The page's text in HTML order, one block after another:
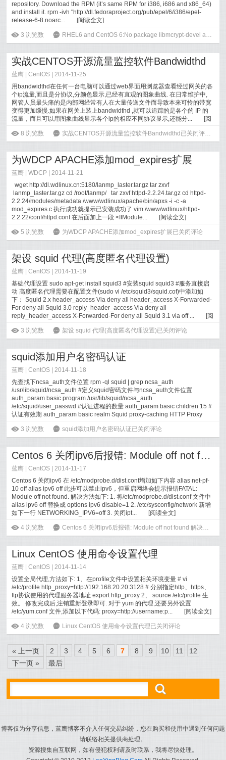
repository. Download the RPM (it’s same RPM for i386, i686 and x86_64)
and install it. rpm -ivh "http://dl.fedoraproject.org/pub/epel/6/i386/epel-
release-6-8.noarc...
[阅读全文]
ė 3 浏览数 6 RHEL6 and CentOS 6:No package libmcrypt-devel available.
实战CENTOS开源流量监控软件Bandwidthd
蓝鹰 |CentOS | 2014-11-25
用bandwidthd在任何一台电脑可以通过web界面用浏览器查看经过网关的各
个ip流量,而且是分协议,分颜色显示,已经有直观的图象曲线. 在日常维护中,
网管人员最头痛的是内部网经常有人在大量传送文件而导致本来可怜的带宽
变得更加缓慢.如果在网关上装上bandwidthd ,就可以追踪的是各个的 IP 的
流量，而且可以用图象曲线显示各个ip的相应不同协议显示,还能分...
[阅
ė 8 浏览数 6 实战CENTOS开源流量监控软件Bandwidthd 已关闭评论
为WDCP APACHE添加mod_expires扩展
蓝鹰 |WDCP | 2014-11-21
wget http://dl.wdlinux.cn:5180/lanmp_laster.tar.gz tar zxvf
lanmp_laster.tar.gz cd /root/lanmp/ tar zxvf httpd-2.2.24.tar.gz cd httpd-
2.2.24/modules/metadata /www/wdlinux/apache/bin/apxs -i -c -a
mod_expires.c 执行成功就提示已安装成功了 vim /www/wdlinux/httpd-
2.2.22/conf/httpd.conf 在后面加上一段 <IfModule...
[阅读全文]
ė 5 浏览数 6 为WDCP APACHE添加mod_expires扩展已关闭评论
架设 squid 代理(高度匿名代理设置)
蓝鹰 |CentOS | 2014-11-19
基础代理设置 sudo apt-get install squid3 #安装squid squid3 #服务直接启
动 高度匿名代理需要在配置文件(sudo vi /etc/squid3/squid.cof)中添加如
下： Squid 2.x header_access Via deny all header_access X-Forwarded-
For deny all Squid 3.0 reply_header_access Via deny all
reply_header_access X-Forwarded-For deny all Squid 3.1 via off ...
[阅
ė 3 浏览数 6 架设 squid 代理(高度匿名代理设置)已关闭评论
squid添加用户名密码认证
蓝鹰 |CentOS | 2014-11-18
先查找下ncsa_auth文件位置 rpm -ql squid | grep ncsa_auth
/usr/lib/squid/ncsa_auth #定义squid密码文件与ncsa_auth文件位置
auth_param basic program /usr/lib/squid/ncsa_auth
/etc/squid/user_passwd #认证进程的数量 auth_param basic children 15 #
认证有效期 auth_param basic realm Squid proxy-caching HTTP Proxy
ė 3 浏览数 6 squid添加用户名密码认证已关闭评论
Centos 6 关闭ipv6后报错: Module off not found 解决
蓝鹰 |CentOS | 2014-11-17
Centos 6 关闭ipv6 在 /etc/modprobe.d/dist.conf增加如下内容 alias net-pf-
10 off alias ipv6 off 此步可以禁止ipv6，但重启网络会提示报错FATAL:
Module off not found. 解决方法如下: 1. 将/etc/modprobe.d/dist.conf 文件中
alias ipv6 off 替换成 options ipv6 disable=1 2. /etc/sysconfig/network 新增
如下一行 NETWORKING_IPV6=off 3. 关闭ipt...
[阅读全文]
ė 4 浏览数 6 Centos 6 关闭ipv6后报错: Module off not found 解决已关闭
Linux CentOS 使用命令设置代理
蓝鹰 |CentOS | 2014-11-14
设置全局代理,方法如下: 1、在profile文件中设置相关环境变量 # vi
/etc/profile http_proxy=http://192.168.20.20:3128 # 分别指定http、https、
ftp协议使用的代理服务器地址 export http_proxy 2、 source /etc/profile 生
效。 修改完成后,注销重新登录即可. 对于 yum 的代理,还要另外设置
/etc/yum.conf 文件,添加以下代码: proxy=http://username:p...
[阅读全文]
ė 4 浏览数 6 Linux CentOS 使用命令设置代理已关闭评论
« 上一页 2 3 4 5 6 7 8 9 10 11
12
下一页 »
最后
ő
博客仅为分享信息，蓝鹰博客不介入任何交易纠纷，您在购买和使用中遇到任何问题
请联络相关提供商处理。
资源搜集自互联网，如有侵犯权利请及时联系，我将尽快处理。